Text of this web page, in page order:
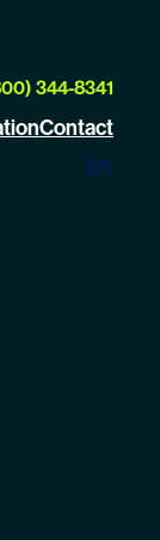
344-8341
Contact
EN